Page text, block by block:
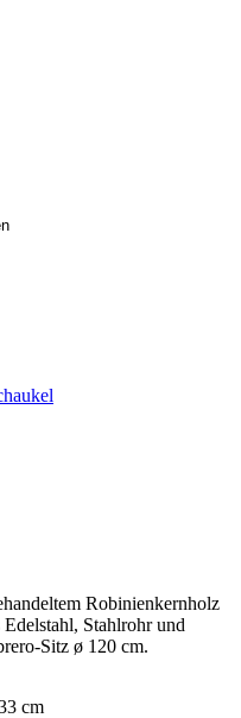
Robinienkernholz
Stahlrohr und
Sitz ø 120 cm.
cm